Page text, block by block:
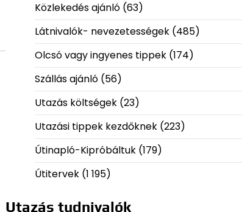
Közlekedés ajánló(63)
Látnivalók- nevezetességek(485)
Olcsó vagy ingyenes tippek(174)
Szállás ajánló(56)
Utazás költségek(23)
Utazási tippek kezdőknek(223)
Útinapló-Kipróbáltuk(179)
Útitervek(1 195)
Utazás tudnivalók